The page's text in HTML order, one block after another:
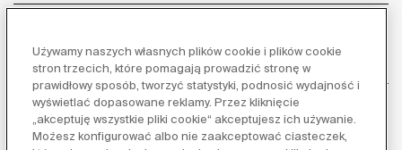
Obsługa klienta
Używamy naszych własnych plików cookie i plików cookie
stron trzecich, które pomagają prowadzić stronę w
prawidłowy sposób, tworzyć statystyki, podnosić wydajność i
wyświetlać dopasowane reklamy. Przez kliknięcie
„akceptuję wszystkie pliki cookie“ akceptujesz ich używanie.
Możesz konfigurować albo nie zaakceptować ciasteczek,